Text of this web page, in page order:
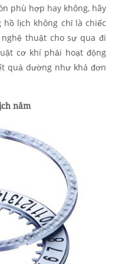
phù hợp hay không, hãy
lịch không chỉ là chiếc
thuật cho sự qua đi
cơ khí phải hoạt động
quả dường như khá đơn
năm